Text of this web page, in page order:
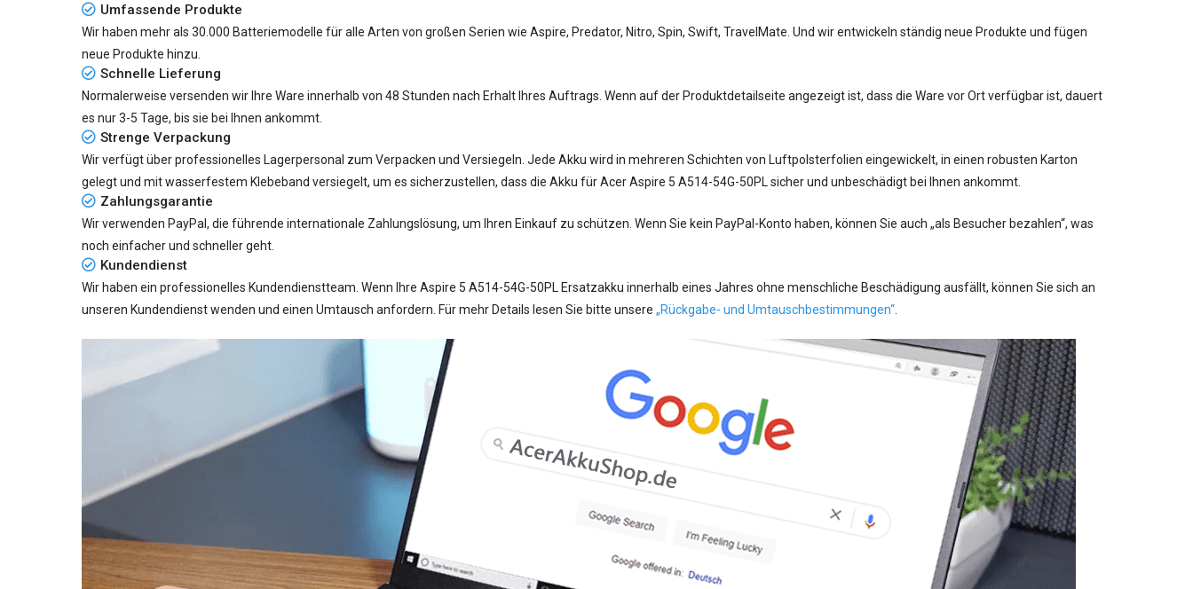
Umfassende Produkte
Wir haben mehr als 30.000 Batteriemodelle für alle Arten von großen Serien wie Aspire, Predator, Nitro, Spin, Swift, TravelMate. Und wir entwickeln ständig neue Produkte und fügen
neue Produkte hinzu.
Schnelle Lieferung
Normalerweise versenden wir Ihre Ware innerhalb von 48 Stunden nach Erhalt Ihres Auftrags. Wenn auf der Produktdetailseite angezeigt ist, dass die Ware vor Ort verfügbar ist, dauert
es nur3-5 Tage, bis sie bei Ihnen ankommt.
Strenge Verpackung
Wir verfügt über professionelles Lagerpersonal zum Verpacken und Versiegeln. Jede Akku wird in mehreren Schichten von Luftpolsterfolien eingewickelt, in einen robusten Karton
gelegt und mit wasserfestem Klebeband versiegelt, um es sicherzustellen, dass die Akku für Acer Aspire 5 A514-54G-50PL sicher und unbeschädigt bei Ihnen ankommt.
Zahlungsgarantie
Wir verwenden PayPal, die führende internationale Zahlungslösung, um Ihren Einkauf zu schützen. Wenn Sie kein PayPal-Konto haben, können Sie auch „als Besucher bezahlen“, was
noch einfacher und schneller geht.
Kundendienst
Wir haben ein professionelles Kundendienstteam. Wenn Ihre Aspire 5 A514-54G-50PL Ersatzakku innerhalb eines Jahres ohne menschliche Beschädigung ausfällt, können Sie sich an
unseren Kundendienst wenden und einen Umtausch anfordern. Für mehr Details lesen Sie bitte unsere „Rückgabe- und Umtauschbestimmungen“